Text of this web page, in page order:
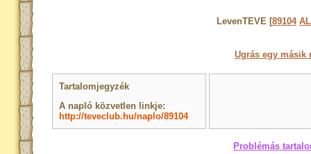
LevenTEVE [89104 AL
Ugrás egy másik
Tartalomjegyzék
A napló közvetlen linkje:
http://teveclub.hu/naplo/89104
Problémás